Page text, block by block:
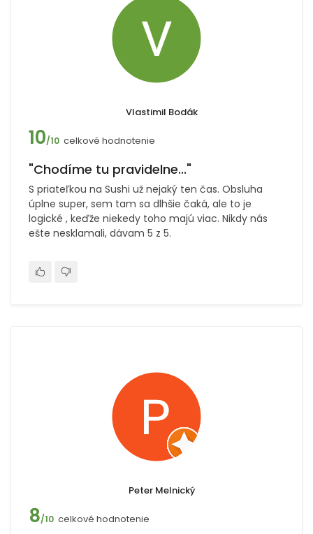
Vlastimil Bodák
10/10 celkové hodnotenie
"Chodíme tu pravidelne..."
S priateľkou na Sushi už nejaký ten čas. Obsluha
úplne super, sem tam sa dlhšie čaká, ale to je
logické , keďže niekedy toho majú viac. Nikdy nás
ešte nesklamali, dávam 5 z 5.
Peter Melnický
8/10 celkové hodnotenie